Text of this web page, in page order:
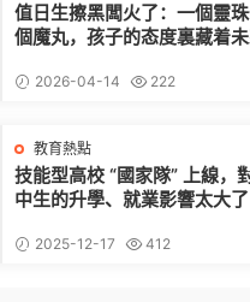
值日生擦黑闆火了：一個靈
個魔丸，孩子的态度裏藏着
2026-04-14 222
教育熱點
技能型高校 “國家隊” 上線，
中生的升學、就業影響太大了
2025-12-17 412